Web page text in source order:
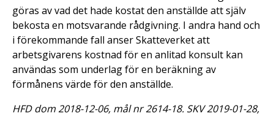
göras av vad det hade kostat den anställde att själv
bekosta en motsvarande rådgivning. I andra hand och
i förekommande fall anser Skatteverket att
arbetsgivarens kostnad för en anlitad konsult kan
användas som underlag för en beräkning av
förmånens värde för den anställde.
HFD dom 2018-12-06, mål nr 2614-18. SKV 2019-01-28,